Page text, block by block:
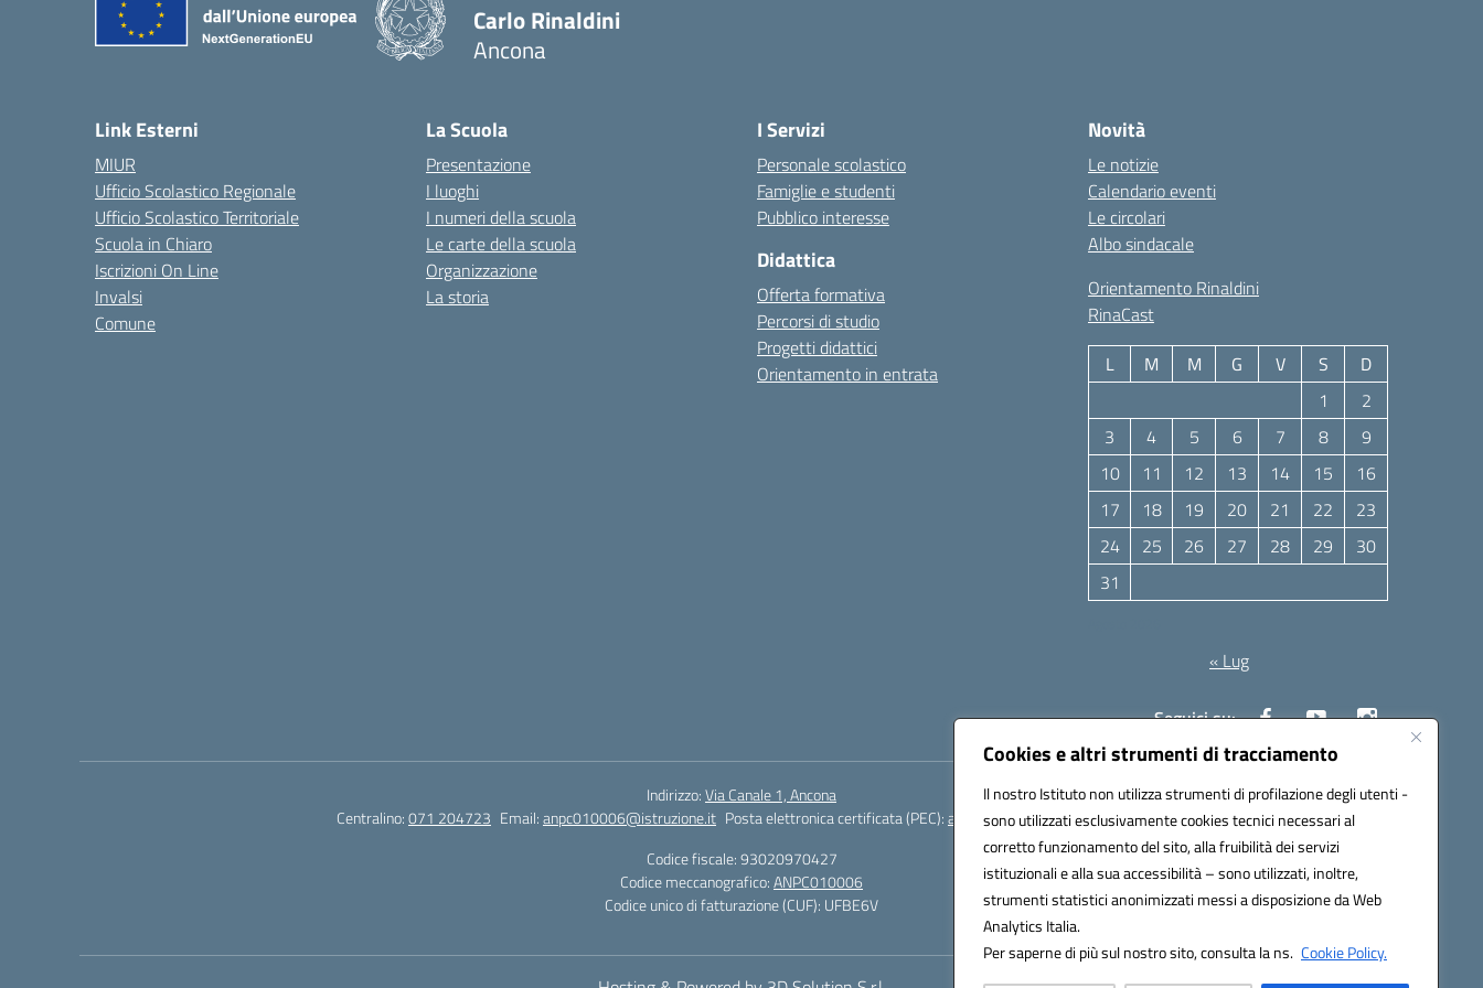
Cookies e altri strumenti di tracciamento
Il nostro Istituto non utilizza strumenti di profilazione degli utenti -
sono utilizzati esclusivamente cookies tecnici necessari al
corretto funzionamento del sito, alla fruibilità dei servizi
istituzionali e alla sua accessibilità – sono utilizzati, inoltre,
strumenti statistici anonimizzati messi a disposizione da Web
Analytics Italia.
Per saperne di più sul nostro sito, consulta la ns. Cookie Policy.
Carlo Rinaldini
Ancona
Link Esterni
MIUR
Ufficio Scolastico Regionale
Ufficio Scolastico Territoriale
Scuola in Chiaro
Iscrizioni On Line
Invalsi
Comune
La Scuola
Presentazione
I luoghi
I numeri della scuola
Le carte della scuola
Organizzazione
La storia
I Servizi
Personale scolastico
Famiglie e studenti
Pubblico interesse
Didattica
Offerta formativa
Percorsi di studio
Progetti didattici
Orientamento in entrata
Novità
Le notizie
Calendario eventi
Le circolari
Albo sindacale
Orientamento Rinaldini
RinaCast
L M M G V S
D
1
2
3
4 5 6 7 8
9
10
11 12 13 14 15
16
17
18 19 20 21 22
23
24
25 26 27 28 29
30
31
« Lug
Seguici su:
Indirizzo:Via Canale 1, Ancona
Centralino:071 204723 Email:anpc010006@istruzione.it Posta elettronica certificata (PEC):anpc010006@pec.istruzione.it
Codice fiscale: 93020970427
Codice meccanografico:ANPC010006
Codice unico di fatturazione (CUF): UFBE6V